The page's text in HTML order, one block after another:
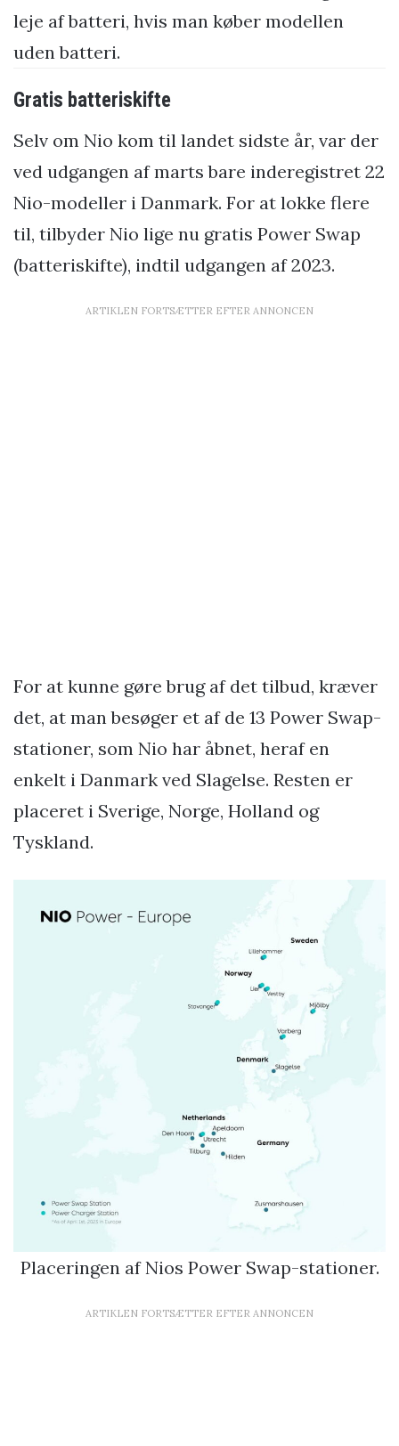
leje af batteri, hvis man køber modellen
uden batteri.
Gratis batteriskifte
Selv om Nio kom til landet sidste år, var der
ved udgangen af marts bare inderegistret 22
Nio-modeller i Danmark. For at lokke flere
til, tilbyder Nio lige nu gratis Power Swap
(batteriskifte), indtil udgangen af 2023.
ARTIKLEN FORTSÆTTER EFTER ANNONCEN
For at kunne gøre brug af det tilbud, kræver
det, at man besøger et af de 13 Power Swap-
stationer, som Nio har åbnet, heraf en
enkelt i Danmark ved Slagelse. Resten er
placeret i Sverige, Norge, Holland og
Tyskland.
Placeringen af Nios Power Swap-stationer.
ARTIKLEN FORTSÆTTER EFTER ANNONCEN